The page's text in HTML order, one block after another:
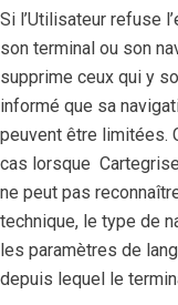
Si l’Utilisateur refuse
son terminal ou son
supprime ceux qui y
informé que sa
peuvent être limitées.
cas lorsque
ne peut pas
technique, le type de
les paramètres de
depuis lequel le